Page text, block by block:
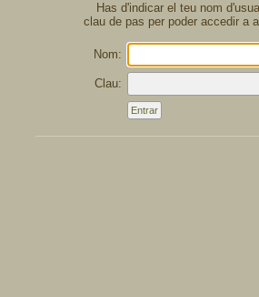
Has d'indicar el teu nom
clau de pas per poder accedir a
Nom:
Clau: